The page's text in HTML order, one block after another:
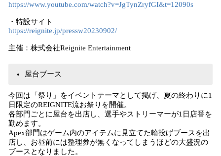
https://www.youtube.com/watch?v=JgTynZryfGI&t=12090s
・特設サイト
https://reignite.jp/pressw20230902/
主催：株式会社Reignite Entertainment
屋台ブース
今回は「祭り」をイベントテーマとして掲げ、夏の終わりに1
日限定のREIGNITE流お祭りを開催。
各部門ごとに屋台を出店し、選手やストリーマーが1日店番を
勤めます。
Apex部門はゲーム内のアイテムに見立てた輪投げブースを出
店し、お昼前には整理券が無くなってしまうほどの大盛況の
ブースとなりました。